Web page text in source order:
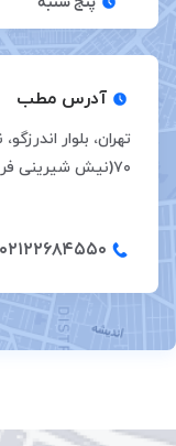
آدرس مطب
تهران، بلوار
۷۰(نیش شیرینی فروشی نیشکر)، واحد ۳۳ ، طبقه ۵
۰۲۱۲۲۶۸۴۵۵۰